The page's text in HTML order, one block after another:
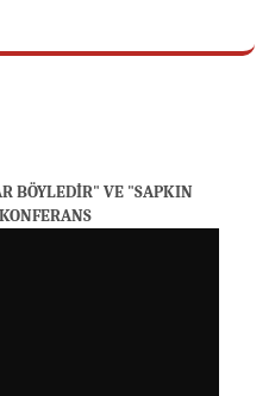
BÖYLEDİR" VE "SAPKIN